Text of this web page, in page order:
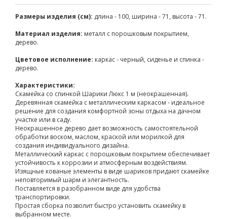
Размеры изделия (см): длина - 100, ширина - 71, высота - 71.
Материал изделия: металл с порошковым покрытием,
дерево.
Цветовое исполнение: каркас - черный, сиденье и спинка -
дерево.
Характеристики:
Скамейка со спинкой Шарики Люкс 1 м (неокрашенная).
Деревянная скамейка с металлическим каркасом - идеальное
решение для создания комфортной зоны отдыха на дачном
участке или в саду.
Неокрашенное дерево дает возможность самостоятельной
обработки воском, маслом, краской или морилкой для
создания индивидуального дизайна.
Металлический каркас с порошковым покрытием обеспечивает
устойчивость к коррозии и атмосферным воздействиям.
Изящные кованые элементы в виде шариков придают скамейке
неповторимый шарм и элегантность.
Поставляется в разобранном виде для удобства
транспортировки.
Простая сборка позволит быстро установить скамейку в
выбранном месте.